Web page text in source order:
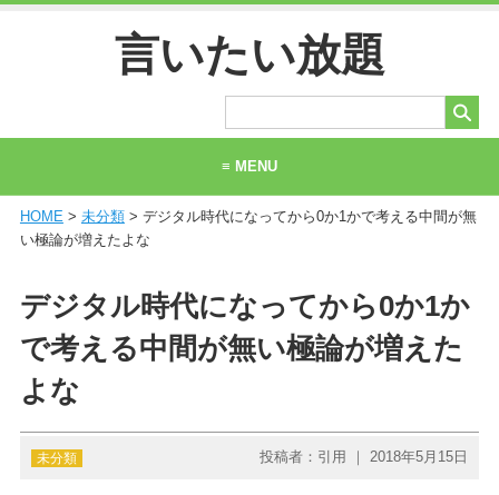
言いたい放題
≡ MENU
ホーム
お問い合わせ
HOME> 未分類> デジタル時代になってから0か1かで考える中間が無
い極論が増えたよな
デジタル時代になってから0か1か
で考える中間が無い極論が増えた
よな
未分類 投稿者：引用 ｜ 2018年5月15日